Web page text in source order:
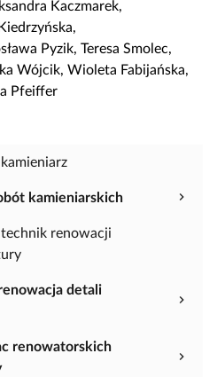
Kaczmarek,
,
Pyzik, Teresa Smolec,
Wójcik, Wioleta Fabijańska,
Pfeiffer
kamieniarskich
renowacji
detali
renowatorskich